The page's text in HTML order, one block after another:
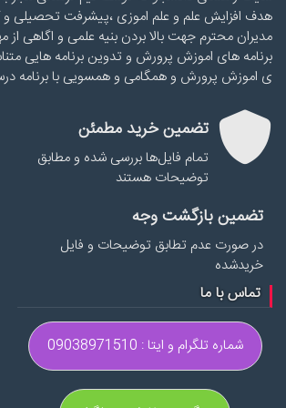
هدف افزایش علم و علم اموزی ،پیشرفت تحصیلی
مدیران محترم جهت بالا بردن بنیه علمی و اگاهی
برنامه های اموزش پرورش و تدوین برنامه هایی
ی اموزش پرورش و همگامی و همسویی با برنامه
تضمین خرید مطمئن
تمام فایل‌ها بررسی شده و مطابق
توضیحات هستند
تضمین بازگشت وجه
در صورت عدم تطابق توضیحات و فایل
خریدشده
تماس با ما
شماره تلگرام و ایتا : 09038971510